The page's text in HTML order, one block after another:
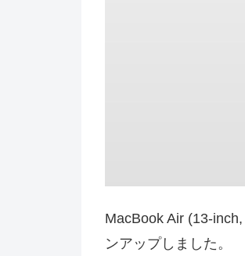
MacBook Air (13-
ンアップしました。